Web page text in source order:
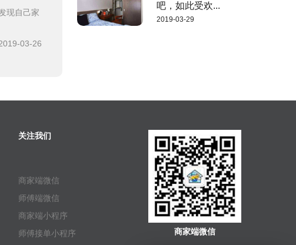
现自己家
03-26
吧，如此受欢...
2019-03-29
关注我们
商家端微信
师傅端微信
商家端小程序
师傅接单小程序
商家端微信